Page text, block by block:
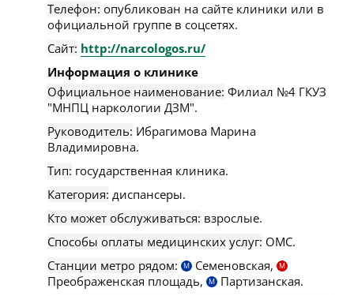
Телефон: опубликован на сайте клиники или в
официальной группе в соцсетях.
Сайт: http://narcologos.ru/
Информация о клинике
Официальное наименование: Филиал №4 ГКУЗ
"МНПЦ наркологии ДЗМ".
Руководитель: Ибрагимова Марина
Владимировна.
Тип: государственная клиника.
Категория: диспансеры.
Кто может обслуживаться: взрослые.
Способы оплаты медицинских услуг: ОМС.
Станции метро рядом:
М Семеновская, М
Преображенская площадь, М
Партизанская.